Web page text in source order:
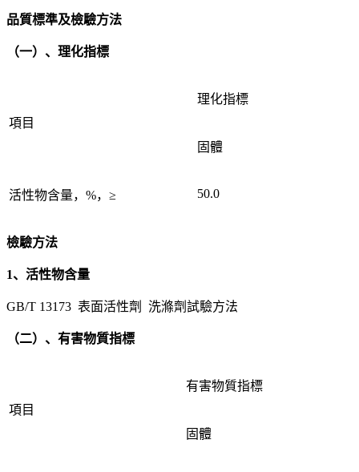
品質標準及檢驗方法
（一）、理化指標
項目
理化指標
固體
活性物含量，%，≥ 50.0
檢驗方法
1、活性物含量
GB/T 13173 表面活性劑 洗滌劑試驗方法
（二）、有害物質指標
項目
有害物質指標
固體